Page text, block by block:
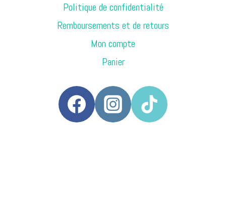
Politique de confidentialité
Remboursements et de retours
Mon compte
Panier